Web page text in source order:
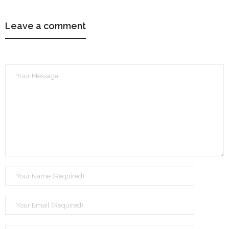
Leave a comment